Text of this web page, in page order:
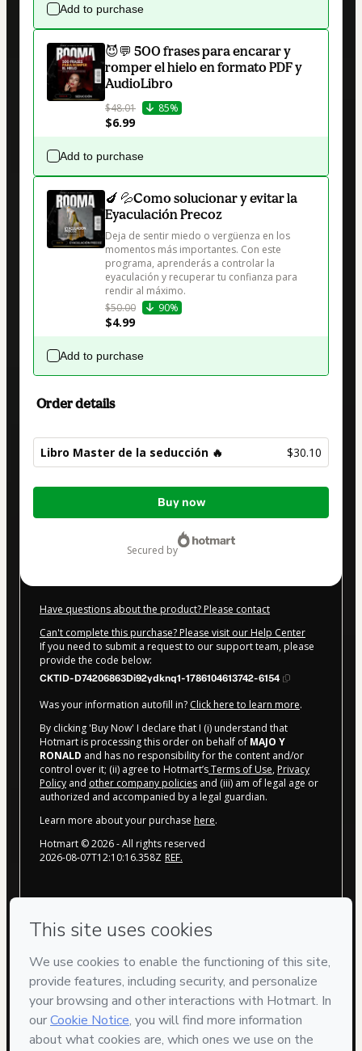
Add to purchase
😈💬 500 frases para encarar y
romper el hielo en formato PDF y
AudioLibro
$48.01 85%
$6.99
Add to purchase
🍆 💦Como solucionar y evitar la
Eyaculación Precoz
Deja de sentir miedo o vergüenza en los
momentos más importantes. Con este
programa, aprenderás a controlar la
eyaculación y recuperar tu confianza para
$50.00
90%
$4.99
Add to purchase
Order details
Libro Master de la seducción 🔥 $30.10
Total
Buy now
secured by
Have questions about the product? Please contact
Can't complete this purchase? Please visit our Help Center
If you need to submit a request to our support team, please
provide the code below:
CKTID-D74206863Di92ydknq1-1786104613742-6154
Was your information autofill in? Click here to learn more.
By clicking 'Buy Now' I declare that I (i) understand that
Hotmart is processing this order on behalf of MAJO Y
RONALD and has no responsibility for the content and/or
control over it; (ii) agree to Hotmart’sTerms of Use, Privacy
Policy and other company policies and (iii) am of legal age or
authorized and accompanied by a legal guardian.
Learn more about your purchase here.
Hotmart ©2026- All rights reserved
2026-08-07T12:10:16.358Z REF.
Your information is 100% secure
Safe purchase
Secure and authenticated environment